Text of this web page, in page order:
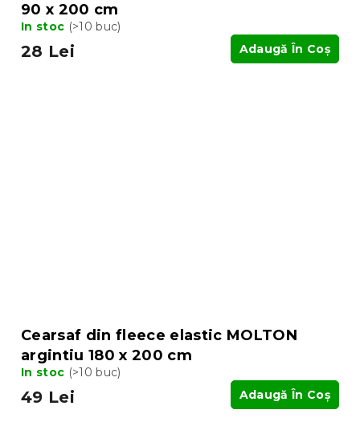
90 x 200 cm
In stoc (>10 buc)
28 Lei Adaugă În Coş
Cearsaf din fleece elastic MOLTON
argintiu 180 x 200 cm
In stoc (>10 buc)
49 Lei Adaugă În Coş